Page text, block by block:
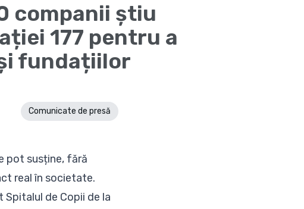
companii știu
177 pentru a
fundațiilor
Comunicate de presă
pot susține, fără
real în societate.
de Copii de la